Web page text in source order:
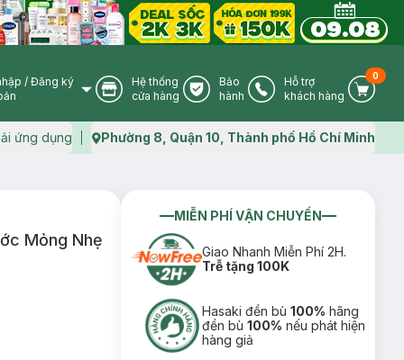
User Icon
/ Đăng ký
Store Icon
Hệ thống
cửa hàng
Warranty Icon
Bảo
hành
Phone Icon
Hỗ trợ
khách hàng
Cart
0
ứng dụng Map icon
Phường 8, Quận 10, Thành phố Hồ Chí Minh
Mỏng Nhẹ
MIỄN PHÍ VẬN CHUYỂN
Giao Nhanh Miễn Phí 2H.
Trễ tặng 100K
Hasaki đền bù100% hãng
đền bù100% nếu phát hiện
hàng giả